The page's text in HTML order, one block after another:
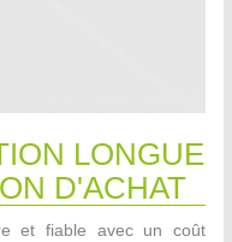
LONGUE
D'ACHAT
et fiable avec un coût